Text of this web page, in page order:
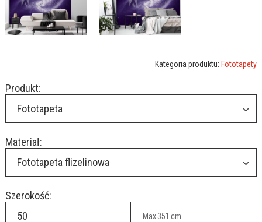
Kategoria produktu: Fototapety
Produkt:
Fototapeta
Materiał:
Fototapeta flizelinowa
Szerokość:
Max351 cm